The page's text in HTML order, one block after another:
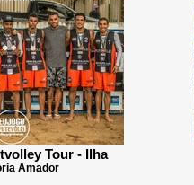
Tour - Ilha
Amador